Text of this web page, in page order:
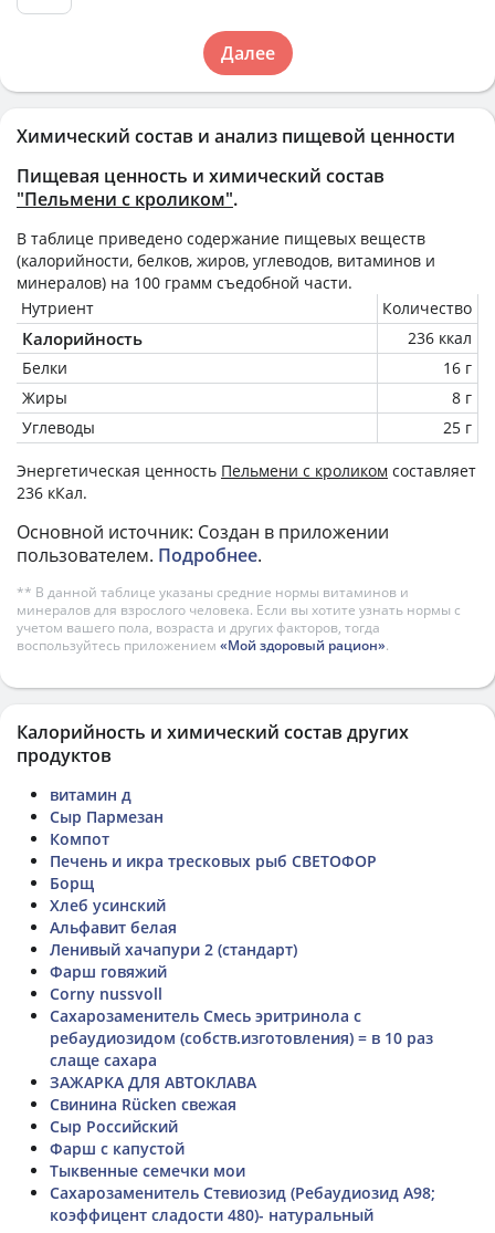
Химический состав и анализ пищевой ценности
Пищевая ценность и химический состав
"Пельмени с кроликом".
В таблице приведено содержание пищевых веществ
(калорийности, белков, жиров, углеводов, витаминов и
минералов) на 100 грамм съедобной части.
Нутриент
Количество
Калорийность
236 ккал
Белки
16 г
Жиры
8 г
Углеводы
25 г
Энергетическая ценность Пельмени с кроликом составляет
236 кКал.
Основной источник: Создан в приложении
пользователем. Подробнее.
** В данной таблице указаны средние нормы витаминов и
минералов для взрослого человека. Если вы хотите узнать нормы с
учетом вашего пола, возраста и других факторов, тогда
воспользуйтесь приложением «Мой здоровый рацион».
Далее
Калорийность и химический состав других
продуктов
витамин д
Сыр Пармезан
Компот
Печень и икра тресковых рыб СВЕТОФОР
Борщ
Хлеб усинский
Альфавит белая
Ленивый хачапури 2 (стандарт)
Фарш говяжий
Corny nussvoll
Сахарозаменитель Смесь эритринола с
ребаудиозидом (собств.изготовления) = в 10 раз
слаще сахара
ЗАЖАРКА ДЛЯ АВТОКЛАВА
Свинина Rücken свежая
Сыр Российский
Фарш с капустой
Тыквенные семечки мои
Сахарозаменитель Стевиозид (Ребаудиозид А98;
коэффицент сладости 480)- натуральный